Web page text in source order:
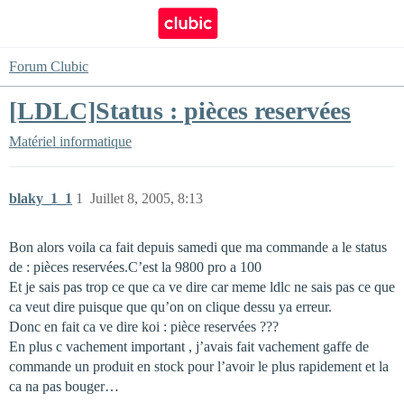
Forum Clubic
[LDLC]Status : pièces reservées
Matériel informatique
blaky_1_1 Juillet 8, 2005, 8:13
1
Bon alors voila ca fait depuis samedi que ma commande a le status
de : pièces reservées.C’est la 9800 pro a 100 
Et je sais pas trop ce que ca ve dire car meme ldlc ne sais pas ce que
ca veut dire puisque que qu’on on clique dessu ya erreur.
Donc en fait ca ve dire koi : pièce reservées ???
En plus c vachement important , j’avais fait vachement gaffe de
commande un produit en stock pour l’avoir le plus rapidement et la
ca na pas bouger…